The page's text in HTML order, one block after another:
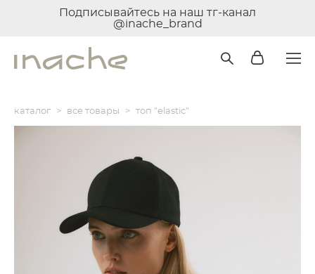
Подписывайтесь на наш тг-канал
@inache_brand
каталог > все товары > топ "elastic"